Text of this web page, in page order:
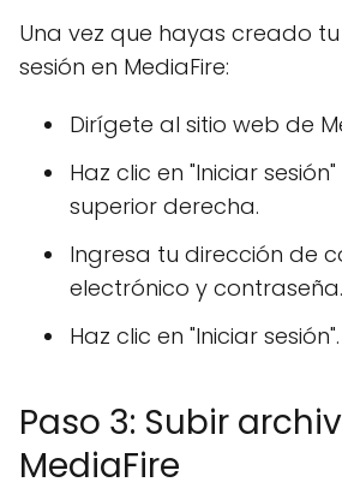
Una vez que hayas creado
sesión en MediaFire:
Dirígete al sitio web de
Haz clic en "Iniciar
superior derecha.
Ingresa tu dirección de
electrónico y contraseña.
Haz clic en "Iniciar sesión".
Paso 3: Subir
MediaFire